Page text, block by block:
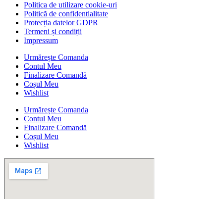
Politica de utilizare cookie-uri
Politică de confidențialitate
Protecția datelor GDPR
Termeni și condiții
Impressum
Urmărește Comanda
Contul Meu
Finalizare Comandă
Coșul Meu
Wishlist
Urmărește Comanda
Contul Meu
Finalizare Comandă
Coșul Meu
Wishlist